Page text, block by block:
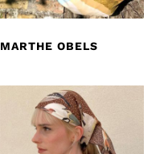
MARTHE OBELS